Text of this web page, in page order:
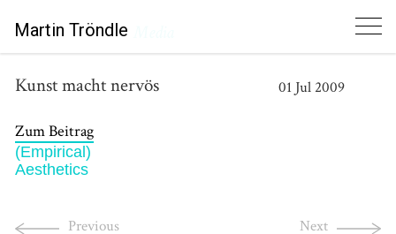
Martin Tröndle
Kunst macht nervös 01 Jul 2009
Zum Beitrag
(Empirical)
Aesthetics
Previous Next
Ausgewählte Publikationen